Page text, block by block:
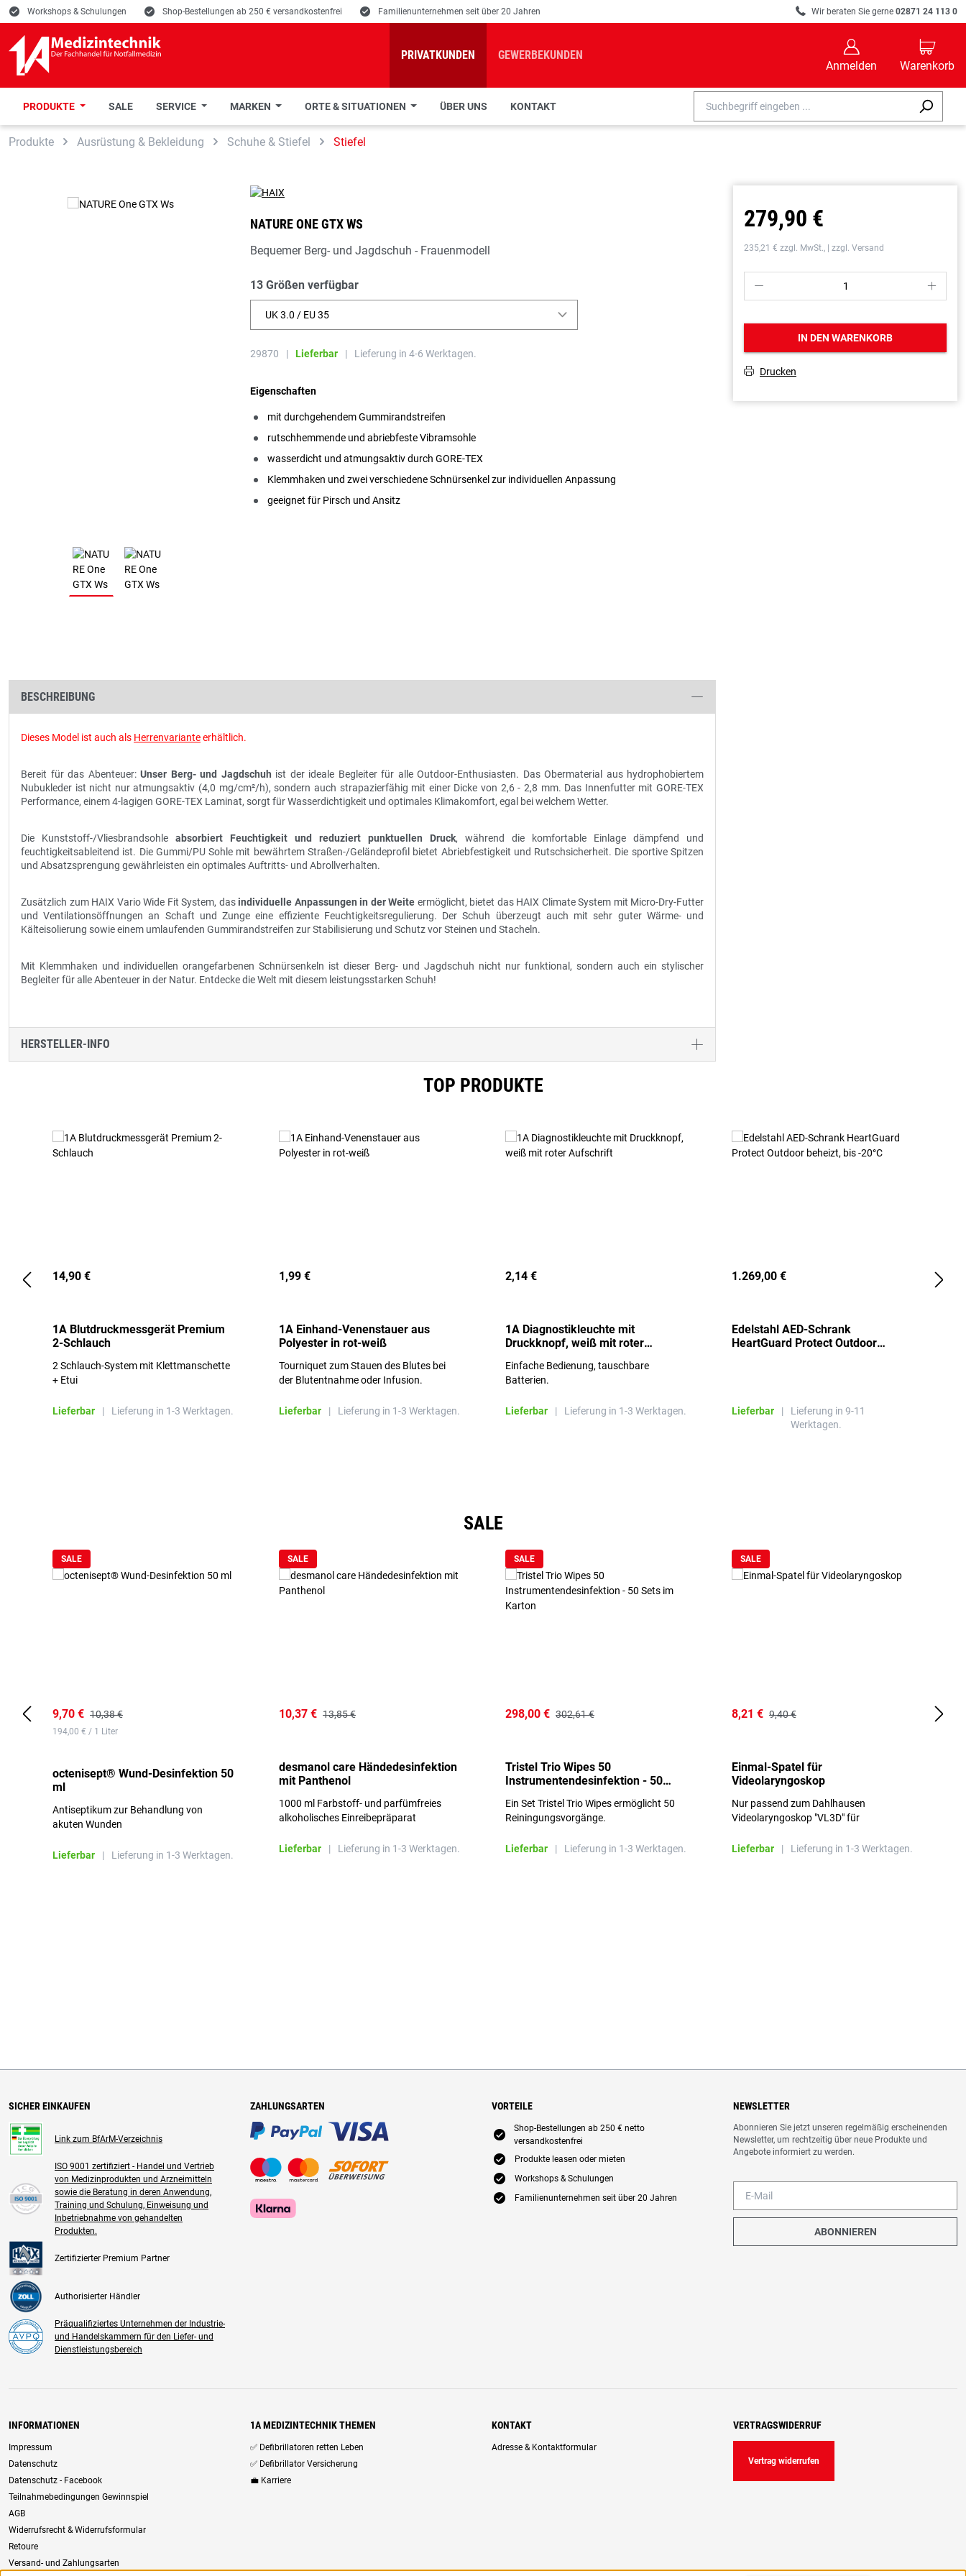
Zur Suche springen
Zur Hauptnavigation springen
E Workshops & Schulungen E Shop-Bestellungen ab 250 € versandkostenfrei E Familienunternehmen seit über 20 Jahren R Wir beraten Sie gerne 02871 24 113 0
PRIVATKUNDEN GEWERBEKUNDEN
B
Anmelden
C
Warenkorb
PRODUKTE SALE SERVICE MARKEN ORTE & SITUATIONEN ÜBER UNS KONTAKT
Produkte Ausrüstung & Bekleidung Schuhe & Stiefel Stiefel
NATURE ONE GTX WS
Bequemer Berg- und Jagdschuh - Frauenmodell
13 Größen verfügbar
UK 3.0 / EU 35
29870 | Lieferbar | Lieferung in 4-6 Werktagen.
Eigenschaften
mit durchgehendem Gummirandstreifen
rutschhemmende und abriebfeste Vibramsohle
wasserdicht und atmungsaktiv durch GORE-TEX
Klemmhaken und zwei verschiedene Schnürsenkel zur individuellen Anpassung
geeignet für Pirsch und Ansitz
BESCHREIBUNG
Dieses Model ist auch als Herrenvarianteerhältlich.
Bereit für das Abenteuer: Unser Berg- und Jagdschuh ist der ideale Begleiter für alle Outdoor-Enthusiasten. Das Obermaterial aus hydrophobiertem
Nubukleder ist nicht nur atmungsaktiv (4,0 mg/cm²/h), sondern auch strapazierfähig mit einer Dicke von 2,6 - 2,8 mm. Das Innenfutter mit GORE-TEX
Performance, einem 4-lagigen GORE-TEX Laminat, sorgt für Wasserdichtigkeit und optimales Klimakomfort, egal bei welchem Wetter.
Die Kunststoff-/Vliesbrandsohle absorbiert Feuchtigkeit und reduziert punktuellen Druck, während die komfortable Einlage dämpfend und
feuchtigkeitsableitend ist. Die Gummi/PU Sohle mit bewährtem Straßen-/Geländeprofil bietet Abriebfestigkeit und Rutschsicherheit. Die sportive Spitzen
und Absatzsprengung gewährleisten ein optimales Auftritts- und Abrollverhalten.
Zusätzlich zum HAIX Vario Wide Fit System, dasindividuelle Anpassungen in der Weite ermöglicht, bietet das HAIX Climate System mit Micro-Dry-Futter
und Ventilationsöffnungen an Schaft und Zunge eine effiziente Feuchtigkeitsregulierung. Der Schuh überzeugt auch mit sehr guter Wärme- und
Kälteisolierung sowie einem umlaufenden Gummirandstreifen zur Stabilisierung und Schutz vor Steinen und Stacheln.
Mit Klemmhaken und individuellen orangefarbenen Schnürsenkeln ist dieser Berg- und Jagdschuh nicht nur funktional, sondern auch ein stylischer
Begleiter für alle Abenteuer in der Natur. Entdecke die Welt mit diesem leistungsstarken Schuh!
HERSTELLER-INFO
279,90 €
235,21 € zzgl. MwSt., | zzgl. Versand
P S
IN DEN WARENKORB
T Drucken
TOP PRODUKTE
14,90 €
1A Blutdruckmessgerät Premium
2-Schlauch
2 Schlauch-System mit Klettmanschette
+ Etui
Lieferbar | Lieferung in 1-3 Werktagen.
1,99 €
1A Einhand-Venenstauer aus
Polyester in rot-weiß
Tourniquet zum Stauen des Blutes bei
der Blutentnahme oder Infusion.
Lieferbar | Lieferung in 1-3 Werktagen.
2,14 €
1A Diagnostikleuchte mit
Druckknopf, weiß mit roter
Einfache Bedienung, tauschbare
Batterien.
Lieferbar | Lieferung in 1-3 Werktagen.
1.269,00 €
Edelstahl AED-Schrank
HeartGuard Protect Outdoor
Lieferbar |
Lieferung in 9-11
Werktagen.
SALE
SALE
9,70 € 10,38 €
194,00 € / 1 Liter
octenisept® Wund-Desinfektion 50
ml
Antiseptikum zur Behandlung von
akuten Wunden
Lieferbar | Lieferung in 1-3 Werktagen.
SALE
10,37 € 13,85 €
desmanol care Händedesinfektion
mit Panthenol
1000 ml Farbstoff- und parfümfreies
alkoholisches Einreibepräparat
Lieferbar
| Lieferung in 1-3 Werktagen.
SALE
298,00 € 302,61 €
Tristel Trio Wipes 50
Instrumentendesinfektion - 50
Ein Set Tristel Trio Wipes ermöglicht 50
Reiningungsvorgänge.
Lieferbar | Lieferung in 1-3 Werktagen.
SALE
8,21 € 9,40 €
Einmal-Spatel für
Videolaryngoskop
Nur passend zum Dahlhausen
Videolaryngoskop "VL3D" für
Lieferbar
| Lieferung in 1-3 Werktagen.
SICHER EINKAUFEN
Link zum BfArM-Verzeichnis
ISO 9001 zertifiziert - Handel und Vertrieb
von Medizinprodukten und Arzneimitteln
sowie die Beratung in deren Anwendung,
Training und Schulung, Einweisung und
Inbetriebnahme von gehandelten
Produkten.
Zertifizierter Premium Partner
Authorisierter Händler
Präqualifiziertes Unternehmen der Industrie-
und Handelskammern für den Liefer- und
Dienstleistungsbereich
ZAHLUNGSARTEN VORTEILE
E
Shop-Bestellungen ab 250 € netto
versandkostenfrei
E Produkte leasen oder mieten
E Workshops & Schulungen
E Familienunternehmen seit über 20 Jahren
NEWSLETTER
Abonnieren Sie jetzt unseren regelmäßig erscheinenden
Newsletter, um rechtzeitig über neue Produkte und
Angebote informiert zu werden.
ABONNIEREN
INFORMATIONEN
Impressum
Datenschutz
Datenschutz - Facebook
Teilnahmebedingungen Gewinnspiel
AGB
Widerrufsrecht & Widerrufsformular
Retoure
Versand- und Zahlungsarten
1A MEDIZINTECHNIK THEMEN
✅ Defibrillatoren retten Leben
✅ Defibrillator Versicherung
💼 Karriere
KONTAKT
Adresse & Kontaktformular
VERTRAGSWIDERRUF
Vertrag widerrufen